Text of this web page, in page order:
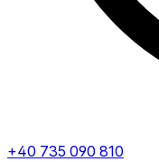
+40 735 090 810